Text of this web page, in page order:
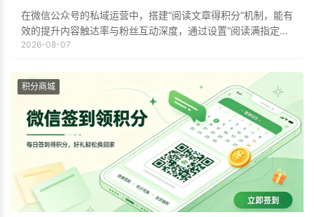
在微信公众号的私域运营中，搭建“阅读文章得积分”机制，能有
效的提升内容触达率与粉丝互动深度，通过设置“阅读满指定秒
数（如10秒或30秒）即送积分”的规则，有效降低文章的跳出
2026-08-07
积分商城